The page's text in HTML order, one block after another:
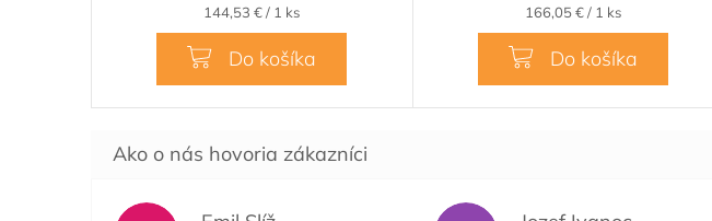
Jednotková
cena:
144,53 € / 1 ks
Do košíka
Jednotková
cena:
166,05 € / 1 ks
Do košíka